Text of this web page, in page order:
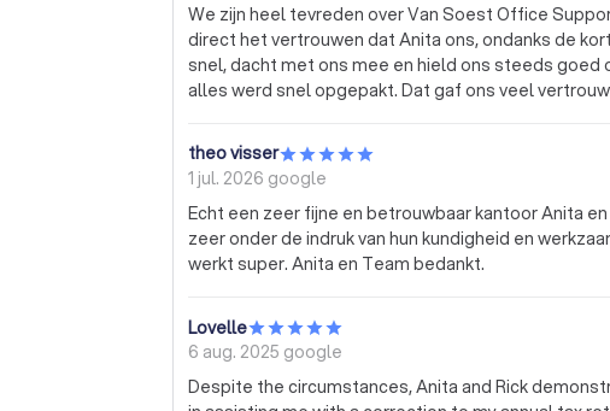
We zijn heel tevreden over Van Soest Office
direct het vertrouwen dat Anita ons, ondanks de
snel, dacht met ons mee en hield ons steeds goed
alles werd snel opgepakt. Dat gaf ons veel
hulp!
theo visser
1 jul. 2026 google
Echt een zeer fijne en betrouwbaar kantoor Anita
zeer onder de indruk van hun kundigheid en
werkt super. Anita en Team bedankt.
Lovelle
6 aug. 2025 google
Despite the circumstances, Anita and Rick